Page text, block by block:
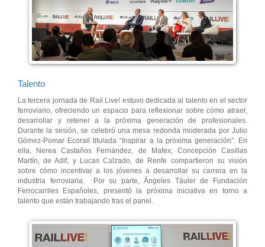
Talento
La tercera jornada de Rail Live! estuvo dedicada al talento en el sector
ferroviario, ofreciendo un espacio para reflexionar sobre cómo atraer,
desarrollar y retener a la próxima generación de profesionales.
Durante la sesión, se celebró una mesa redonda moderada por Julio
Gómez-Pomar Ecorail titulada “Inspirar a la próxima generación”. En
ella, Nerea Castaños Fernández, de Mafex; Concepción Casillas
Martín, de Adif, y Lucas Calzado, de Renfe compartieron su visión
sobre cómo incentivar a los jóvenes a desarrollar su carrera en la
industria ferroviaria. Por su parte, Ángeles Táuler de Fundación
Ferrocarriles Españoles, presentó la próxima iniciativa en torno a
talento que están trabajando tras el panel.